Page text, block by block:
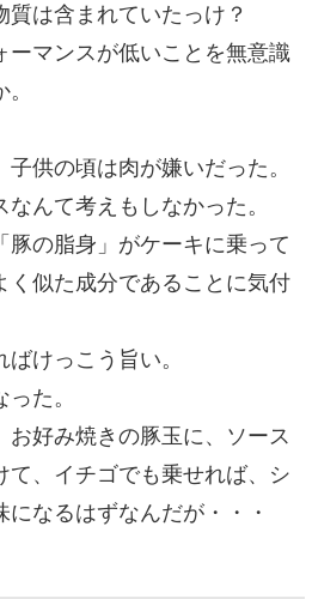
は含まれていたっけ？
ーマンスが低いことを無意識
供の頃は肉が嫌いだった。
んて考えもしなかった。
豚の脂身」がケーキに乗って
く似た成分であることに気付
けっこう旨い。
た。
お好み焼きの豚玉に、ソース
て、イチゴでも乗せれば、シ
になるはずなんだが・・・